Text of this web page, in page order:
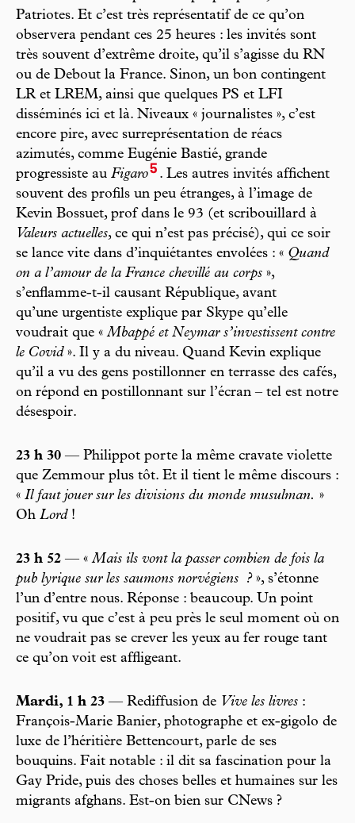
Patriotes. Et c’est très représentatif de ce qu’on
observera pendant ces 25 heures : les invités sont
très souvent d’extrême droite, qu’il s’agisse du RN
ou de Debout la France. Sinon, un bon contingent
LR et LREM, ainsi que quelques PS et LFI
disséminés ici et là. Niveaux « journalistes », c’est
encore pire, avec surreprésentation de réacs
azimutés, comme Eugénie Bastié, grande
progressiste au Figaro5 . Les autres invités affichent
souvent des profils un peu étranges, à l’image de
Kevin Bossuet, prof dans le 93 (et scribouillard à
Valeurs actuelles, ce qui n’est pas précisé), qui ce soir
se lance vite dans d’inquiétantes envolées : « Quand
on a l’amour de la France chevillé au corps »,
s’enflamme-t-il causant République, avant
qu’une urgentiste explique par Skype qu’elle
voudrait que «Mbappé et Neymar s’investissent contre
le Covid». Il y a du niveau. Quand Kevin explique
qu’il a vu des gens postillonner en terrasse des cafés,
on répond en postillonnant sur l’écran – tel est notre
désespoir.
23 h 30 — Philippot porte la même cravate violette
que Zemmour plus tôt. Et il tient le même discours :
« Il faut jouer sur les divisions du monde musulman. »
Oh Lord!
23 h 52 — «Mais ils vont la passer combien de fois la
pub lyrique sur les saumons norvégiens
?», s’étonne
l’un d’entre nous. Réponse : beau coup. Un point
positif, vu que c’est à peu près le seul moment où on
ne voudrait pas se crever les yeux au fer rouge tant
ce qu’on voit est affligeant.
Mardi, 1 h 23 — Rediffusion de Vive les livres :
François-Marie Banier, photographe et ex-gigolo de
luxe de l’héritière Bettencourt, parle de ses
bouquins. Fait notable : il dit sa fascination pour la
Gay Pride, puis des choses belles et humaines sur les
migrants afghans. Est-on bien sur CNews ?